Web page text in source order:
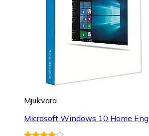
Mjukvara
Microsoft Windows 10 Home Eng